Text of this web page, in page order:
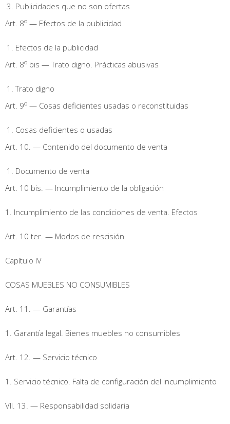
Publicidades que no son ofertas
Art. 8o — Efectos de la publicidad
Efectos de la publicidad
Art. 8o bis — Trato digno. Prácticas abusivas
Trato digno
Art. 9o — Cosas deficientes usadas o reconstituidas
Cosas deficientes o usadas
Art. 10. — Contenido del documento de venta
Documento de venta
Art. 10 bis. — Incumplimiento de la obligación
1. Incumplimiento de las condiciones de venta. Efectos
Art. 10 ter. — Modos de rescisión
Capítulo IV
COSAS MUEBLES NO CONSUMIBLES
Art. 11. — Garantías
1. Garantía legal. Bienes muebles no consumibles
Art. 12. — Servicio técnico
1. Servicio técnico. Falta de configuración del incumplimiento
VII. 13. — Responsabilidad solidaria